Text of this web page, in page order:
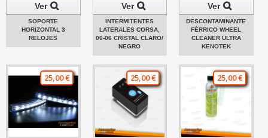
Ver
SOPORTE
HORIZONTAL 3
RELOJES
Ver
INTERMITENTES
LATERALES CORSA,
00-06 CRISTAL CLARO/
NEGRO
Ver
DESCONTAMINANTE
FÉRRICO WHEEL
CLEANER ULTRA
KENOTEK
25,00 € 25,00 € 25,00 €